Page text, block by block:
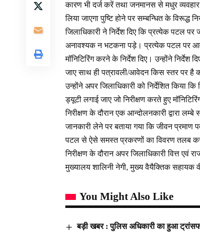
कारण भी दर्ज करें तथा जनमानस से मधुर
लिया जाएगा पुष्टि होने पर सम्बन्धित के विरूद्ध
जिलाधिकारी ने निर्देश दिए कि प्रत्येक पटल पर
अनावश्यक न भटकना पड़े। प्रत्येक पटल पर
मॉनिटिरिंग करने के निर्देश दिए। उन्होंने
जाए साथ ही पत्रावली/आवेदन किस स्तर पर है
उन्होंने अपर जिलाधिकारी को निर्देशित किया
ड्यूटी लगाई जाए जो निरीक्षण करते हुए
निरीक्षण के दौरान एक आन्दोलनकारी द्वारा
जानकारी लेने पर बताया गया कि जीवन
पटल से ऐसे समस्त प्रकरणों का विवरण तलब
निरीक्षण के दौरान अपर जिलाधिकारी वित्त एवं
मुख्यालय शालिनी नेगी, मुख्य वैयैक्तिक सहायक
You Might Also Like
बड़ी खबर : पुलिस अधिकारी का हुआ